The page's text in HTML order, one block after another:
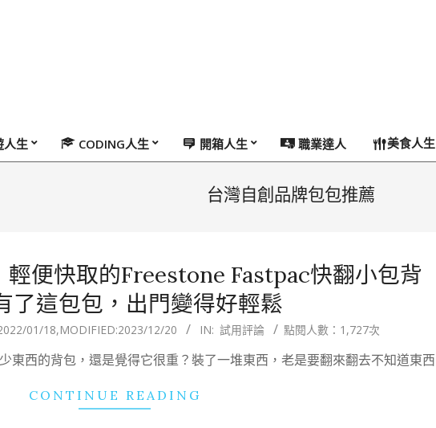
人生 CODING人生 開箱人生 職業達人 美食人生
台灣自創品牌包包推薦
輕便快取的Freestone Fastpac快翻小包背
了這包包，出門變得好輕鬆
01/18,MODIFIED:2023/12/20 IN: 試用評論 點閱人數：1,727次
東西的背包，還是覺得它很重？裝了一堆東西，老是要翻來翻去不知道東西
CONTINUE READING